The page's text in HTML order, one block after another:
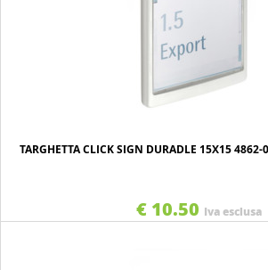
TARGHETTA CLICK SIGN DURADLE 15X15 4862-
€ 10.50 Iva esclusa